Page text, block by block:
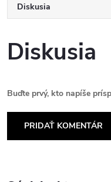
Diskusia
Diskusia
Buďte prvý, kto napíše
PRIDAŤ KOMENTÁR